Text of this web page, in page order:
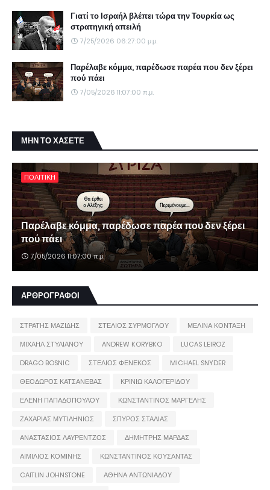
Γιατί το Ισραήλ βλέπει τώρα την Τουρκία ως
στρατηγική απειλή
7/25/2026 06:27:00 μ.μ.
Παρέλαβε κόμμα, παρέδωσε παρέα που δεν ξέρει
πού πάει
7/05/2026 11:07:00 π.μ.
ΜΗΝ ΤΟ ΧΑΣΕΤΕ
ΠΟΛΙΤΙΚΗ
Παρέλαβε κόμμα, παρέδωσε παρέα που δεν ξέρει
πού πάει
7/05/2026 11:07:00 π.μ.
ΑΡΘΡΟΓΡΑΦΟΙ
ΣΤΡΑΤΗΣ ΜΑΖΙΔΗΣ ΣΤΕΛΙΟΣ ΣΥΡΜΟΓΛΟΥ
ΜΕΛΙΝΑ ΚΟΝΤΑΞΗ
ΜΙΧΑΗΛ ΣΤΥΛΙΑΝΟΥ
ANDREW KORYBKO
LUCAS LEIROZ
DRAGO BOSNIC
ΣΤΕΛΙΟΣ ΦΕΝΕΚΟΣ
MICHAEL SNYDER
ΘΕΟΔΩΡΟΣ ΚΑΤΣΑΝΕΒΑΣ
ΚΡΙΝΙΩ ΚΑΛΟΓΕΡΙΔΟΥ
ΕΛΕΝΗ ΠΑΠΑΔΟΠΟΥΛΟΥ
ΚΩΝΣΤΑΝΤΙΝΟΣ ΜΑΡΓΕΛΗΣ
ΖΑΧΑΡΙΑΣ ΜΥΤΙΛΗΝΙΟΣ
ΣΠΥΡΟΣ ΣΤΑΛΙΑΣ
ΑΝΑΣΤΑΣΙΟΣ ΛΑΥΡΕΝΤΖΟΣ
ΔΗΜΗΤΡΗΣ ΜΑΡΔΑΣ
ΑΙΜΙΛΙΟΣ ΚΟΜΙΝΗΣ
ΚΩΝΣΤΑΝΤΙΝΟΣ ΚΟΥΣΑΝΤΑΣ
CAITLIN JOHNSTONE
ΑΘΗΝΑ ΑΝΤΩΝΙΑΔΟΥ